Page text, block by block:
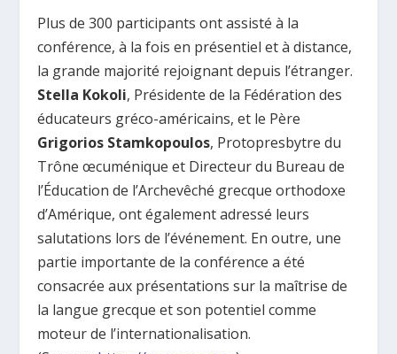
Plus de 300 participants ont assisté à la
conférence, à la fois en présentiel et à distance,
la grande majorité rejoignant depuis l’étranger.
Stella Kokoli, Présidente de la Fédération des
éducateurs gréco-américains, et le Père
Grigorios Stamkopoulos, Protopresbytre du
Trône œcuménique et Directeur du Bureau de
l’Éducation de l’Archevêché grecque orthodoxe
d’Amérique, ont également adressé leurs
salutations lors de l’événement. En outre, une
partie importante de la conférence a été
consacrée aux présentations sur la maîtrise de
la langue grecque et son potentiel comme
moteur de l’internationalisation.